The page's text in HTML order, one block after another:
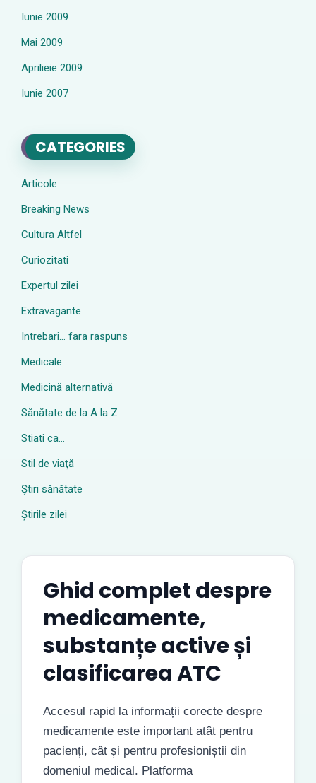
Iunie 2009
Mai 2009
Aprilieie 2009
Iunie 2007
CATEGORIES
Articole
Breaking News
Cultura Altfel
Curiozitati
Expertul zilei
Extravagante
Intrebari… fara raspuns
Medicale
Medicină alternativă
Sănătate de la A la Z
Stiati ca…
Stil de viaţă
Ştiri sănătate
Știrile zilei
Ghid complet despre
medicamente,
substanțe active și
clasificarea ATC
Accesul rapid la informații corecte despre
medicamente este important atât pentru
pacienți, cât și pentru profesioniștii din
domeniul medical. Platforma